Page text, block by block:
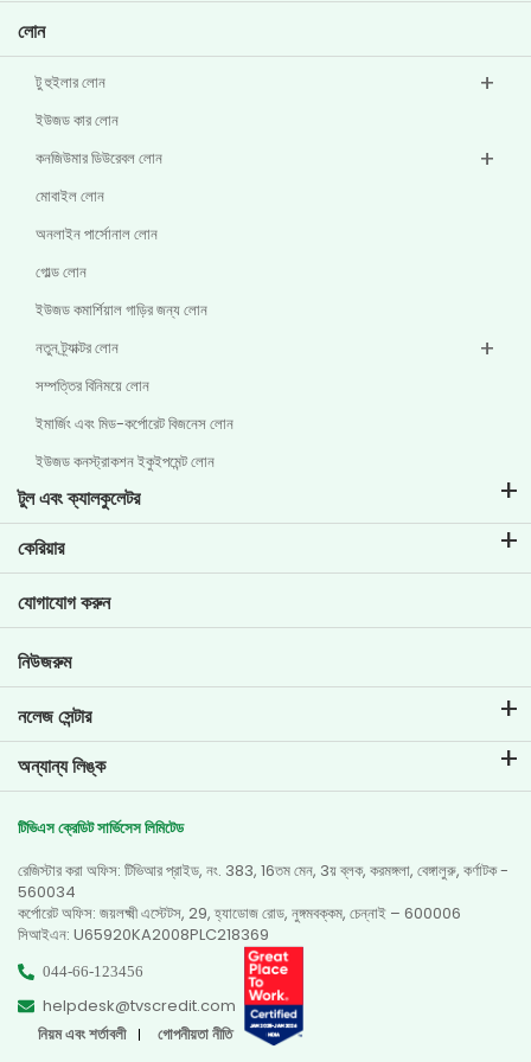
লোন
টু হুইলার লোন
ইউজড কার লোন
কনজিউমার ডিউরেবল লোন
মোবাইল লোন
অনলাইন পার্সোনাল লোন
গোল্ড লোন
ইউজড কমার্শিয়াল গাড়ির জন্য লোন
নতুন ট্র্যাক্টর লোন
সম্পত্তির বিনিময়ে লোন
ইমার্জিং এবং মিড-কর্পোরেট বিজনেস লোন
ইউজড কনস্ট্রাকশন ইকুইপমেন্ট লোন
টুল এবং ক্যালকুলেটর
ইএমআই ক্যালকুলেটর
টু-হুইলার লোনের ইএমআই ক্যালকুলেটার
গাড়ির ভ্যালুয়েশন টুল
কেরিয়ার
বর্তমান কর্মখালি
যোগাযোগ করুন
নিউজরুম
নলেজ সেন্টার
ব্লগ
এফএকিউ-গুলি
প্রশংসাপত্র
ভিডিও গ্যালারি
অন্যান্য লিঙ্ক
ডিলার লোকেটর
সাইটম্যাপ
টিভিএস ক্রেডিট সার্ভিসেস লিমিটেড
রেজিস্টার করা অফিস: টিভিআর প্রাইড, নং. 383, 16তম মেন, 3য় ব্লক, করমঙ্গলা, বেঙ্গালুরু, কর্ণাটক -
560034
কর্পোরেট অফিস: জয়লক্ষ্মী এস্টেটস, 29, হ্যাডোজ রোড, নুঙ্গমবক্কম, চেন্নাই – 600006
সিআইএন: U65920KA2008PLC218369
044-66-123456
helpdesk@tvscredit.com
নিয়ম এবং শর্তাবলী
গোপনীয়তা নীতি